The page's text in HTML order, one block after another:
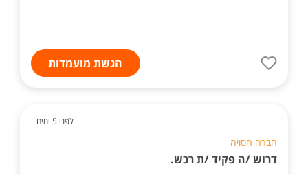
הגשת מועמדות
לפני 5 ימים
חברה חסויה
דרוש /ה פקיד /ת רכש.